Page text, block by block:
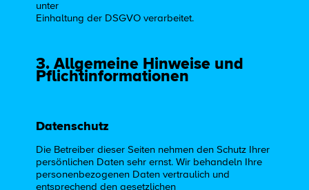
unter
Einhaltung der DSGVO verarbeitet.
3. Allgemeine Hinweise und
Pflichtinformationen
Datenschutz
Die Betreiber dieser Seiten nehmen den Schutz Ihrer
persönlichen Daten sehr ernst. Wir behandeln Ihre
personenbezogenen Daten vertraulich und
entsprechend den gesetzlichen